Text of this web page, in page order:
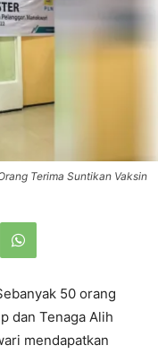
Terima Suntikan Vaksin
50 orang
dan Tenaga Alih
mendapatkan